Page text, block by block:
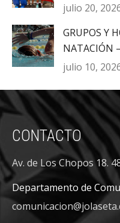
julio 20,
GRUPOS Y
NATACIÓN
julio 10,
CONTACTO
Av. de Los Chopos 18.
Departamento de